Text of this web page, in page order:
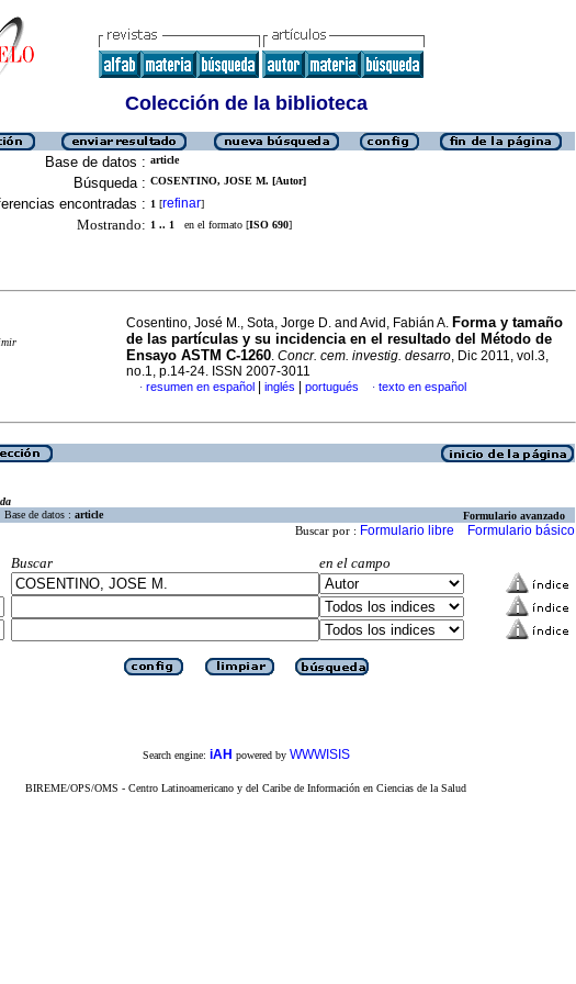
Colección de la biblioteca
Base de datos : article
Búsqueda : COSENTINO, JOSE M. [Autor]
encontradas : 1 [refinar]
Mostrando: 1 .. 1 en el formato [ISO 690]
Cosentino, José M., Sota, Jorge D. and Avid, Fabián A. Forma y tamaño
de las partículas y su incidencia en el resultado del Método de
Ensayo ASTM C-1260. Concr. cem. investig. desarro, Dic 2011, vol.3,
no.1, p.14-24. ISSN 2007-3011
· resumen en español inglés portugués · texto en español
Base de datos : article Formulario avanzado
Buscar por : Formulario libre Formulario básico
Buscar
en el campo
Search engine: iAH powered by WWWISIS
BIREME/OPS/OMS - Centro Latinoamericano y del Caribe de Información en Ciencias de la Salud